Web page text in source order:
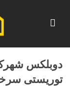
دوبلکس
توریستی